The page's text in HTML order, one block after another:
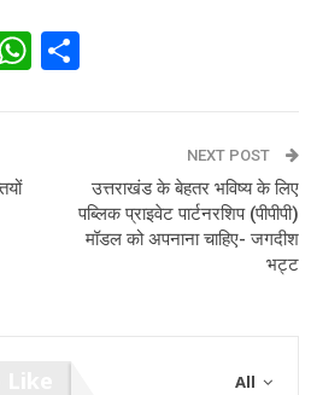
WhatsApp
NEXT POST
उत्तराखंड के बेहतर भविष्य के लिए
पब्लिक प्राइवेट पार्टनरशिप (पीपीपी)
मॉडल को अपनाना चाहिए- जगदीश
भट्ट
All